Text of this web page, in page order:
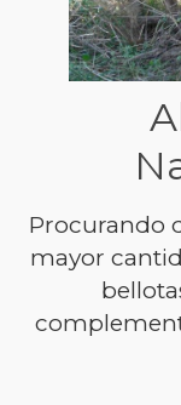
Procurando
mayor